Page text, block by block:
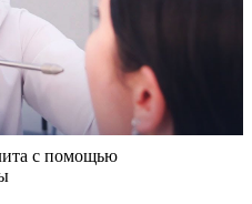
с помощью